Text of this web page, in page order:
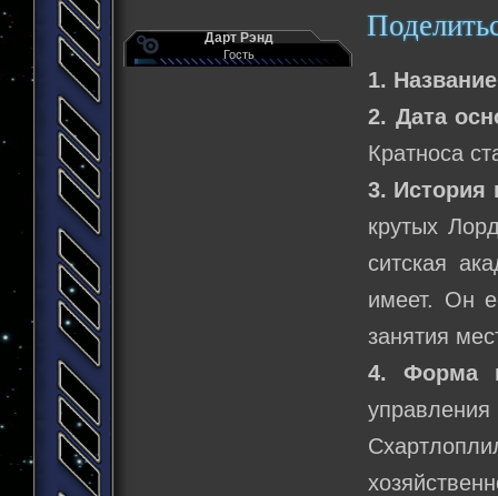
Дарт Рэнд
Гость
1.
2. Дата
Кратноса
3. История
крутых
ситская
имеет. Он
занятия
4. Форма